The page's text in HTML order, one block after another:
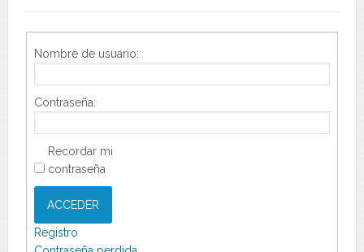
Nombre de usuario:
Contraseña:
Recordar mi
contraseña
ACCEDER
Registro